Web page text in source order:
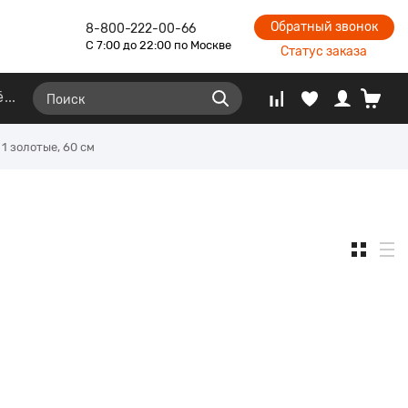
8-800-222-00-66
С 7:00 до 22:00 по Москве
Обратный звонок
Статус заказа
золотые, 60 см